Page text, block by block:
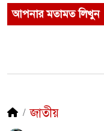
আপনার মতামত লিখুন
জাতীয়